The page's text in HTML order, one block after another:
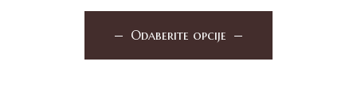
Odaberite opcije